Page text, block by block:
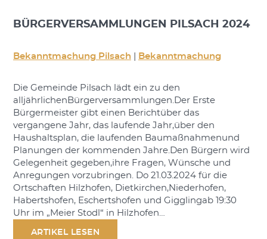
BÜRGERVERSAMMLUNGEN PILSACH 2024
Bekanntmachung Pilsach Bekanntmachung
Die Gemeinde Pilsach lädt ein zu den
alljährlichenBürgerversammlungen.Der Erste
Bürgermeister gibt einen Berichtüber das
vergangene Jahr, das laufende Jahr,über den
Haushaltsplan, die laufenden Baumaßnahmenund
Planungen der kommenden Jahre.Den Bürgern wird
Gelegenheit gegeben,ihre Fragen, Wünsche und
Anregungen vorzubringen. Do 21.03.2024 für die
Ortschaften Hilzhofen, Dietkirchen,Niederhofen,
Habertshofen, Eschertshofen und Gigglingab 19:30
Uhr im „Meier Stodl“ in Hilzhofen…
ARTIKEL LESEN